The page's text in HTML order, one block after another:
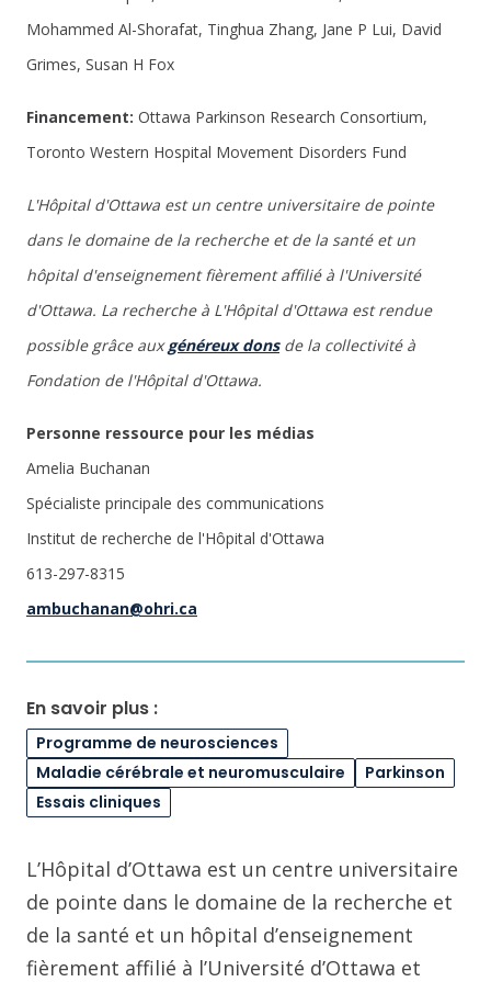
Mohammed Al-Shorafat, Tinghua Zhang, Jane P Lui, David
Grimes, Susan H Fox
Financement: Ottawa Parkinson Research Consortium,
Toronto Western Hospital Movement Disorders Fund
L'Hôpital d'Ottawa est un centre universitaire de pointe
dans le domaine de la recherche et de la santé et un
hôpital d'enseignement fièrement affilié à l'Université
d'Ottawa. La recherche à L'Hôpital d'Ottawa est rendue
possible grâce auxgénéreux donsde la collectivité à
Fondation de l'Hôpital d'Ottawa.
Personne ressource pour les médias
Amelia Buchanan
Spécialiste principale des communications
Institut de recherche de l'Hôpital d'Ottawa
613-297-8315
ambuchanan@ohri.ca
En savoir plus :
Programme de neurosciences
Maladie cérébrale et neuromusculaire
Parkinson
Essais cliniques
L’Hôpital d’Ottawa est un centre universitaire
de pointe dans le domaine de la recherche et
de la santé et un hôpital d’enseignement
fièrement affilié à l’Université d’Ottawa et